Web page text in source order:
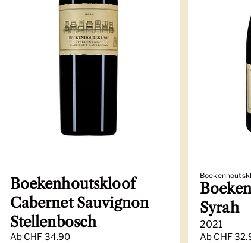
Boekenhoutskloof
Cabernet Sauvignon
Stellenbosch
Ab CHF 34.90
Syrah
2021
Ab CHF